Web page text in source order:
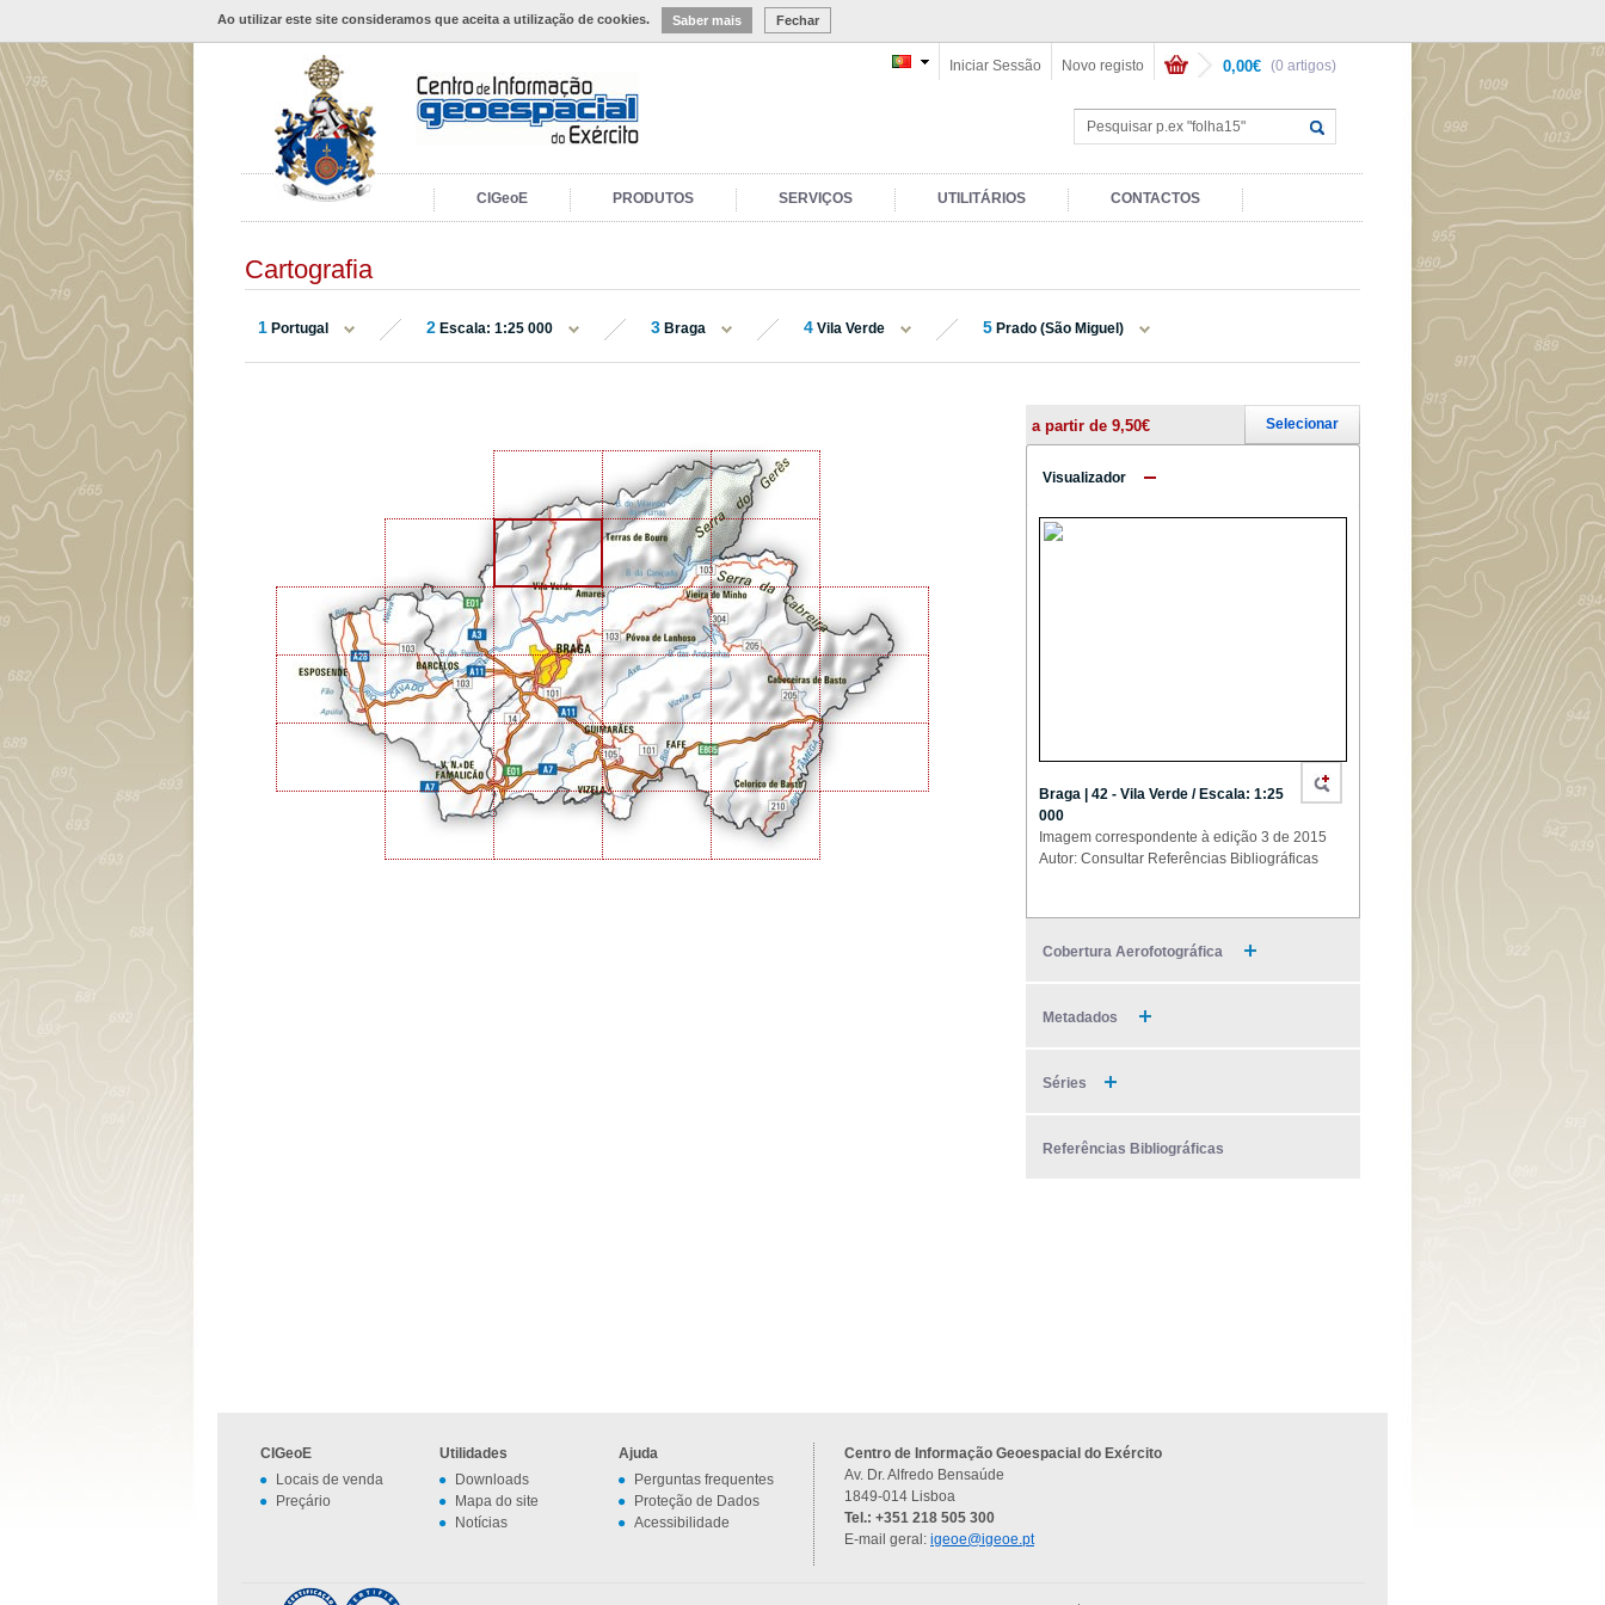
Ao utilizar este site consideramos que aceita a utilização de cookies. Saber mais Fechar
(0 artigos)
0,00€
Novo registo
Iniciar Sessão
CIGeoE PRODUTOS SERVIÇOS UTILITÁRIOS CONTACTOS
Cartografia
1 Portugal 2 Escala: 1:25 000 3 Braga 4 Vila Verde 5 Prado (São Miguel)
a partir de 9,50€ Selecionar
Visualizador
Braga | 42 - Vila Verde / Escala: 1:25
000
Imagem correspondente à edição 3 de 2015
Autor: Consultar Referências Bibliográficas
Cobertura Aerofotográfica
Metadados
Séries
Referências Bibliográficas
CIGeoE
Locais de venda
Preçário
Utilidades
Downloads
Mapa do site
Notícias
Ajuda
Perguntas frequentes
Proteção de Dados
Acessibilidade
Centro de Informação Geoespacial do Exército
Av. Dr. Alfredo Bensaúde
1849-014 Lisboa
Tel.: +351 218 505 300
E-mail geral: igeoe@igeoe.pt